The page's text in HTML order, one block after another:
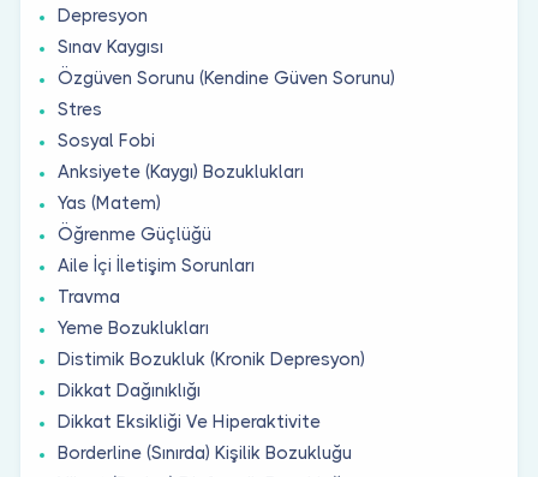
Depresyon
Sınav Kaygısı
Özgüven Sorunu (Kendine Güven Sorunu)
Stres
Sosyal Fobi
Anksiyete (Kaygı) Bozuklukları
Yas (Matem)
Öğrenme Güçlüğü
Aile İçi İletişim Sorunları
Travma
Yeme Bozuklukları
Distimik Bozukluk (Kronik Depresyon)
Dikkat Dağınıklığı
Dikkat Eksikliği Ve Hiperaktivite
Borderline (Sınırda) Kişilik Bozukluğu